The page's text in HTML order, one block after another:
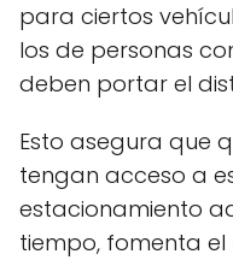
para ciertos
los de personas
deben portar el
Esto asegura que
tengan acceso a
estacionamiento
tiempo, fomenta el